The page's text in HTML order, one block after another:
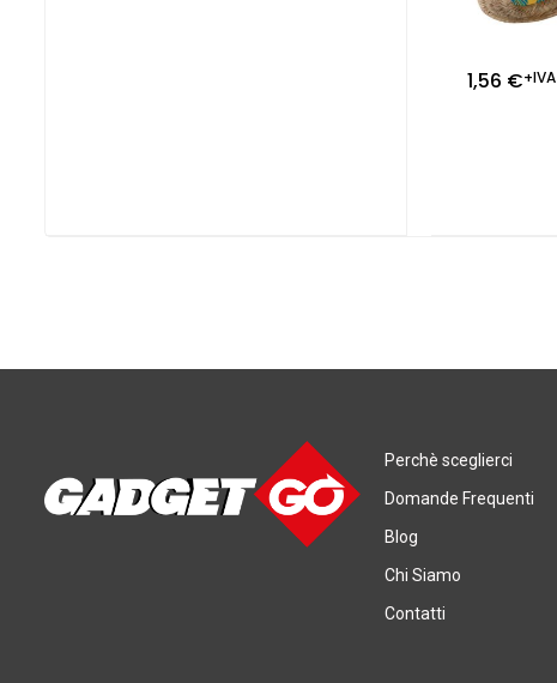
1,56 €+IVA
Perchè sceglierci
Domande Frequenti
Blog
Chi Siamo
Contatti